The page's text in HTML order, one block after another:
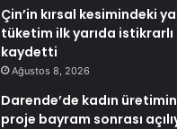
Çin’in kırsal kesimindeki
tüketim ilk yarıda istikrarlı
kaydetti
Ağustos 8, 2026
Darende’de kadın
proje bayram sonrası